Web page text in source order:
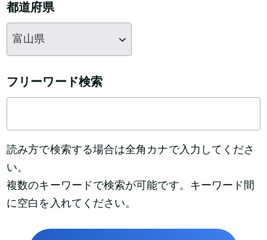
都道府県
フリーワード検索
読み方で検索する場合は全角カナで入力してくださ
い。
複数のキーワードで検索が可能です。キーワード間
に空白を入れてください。